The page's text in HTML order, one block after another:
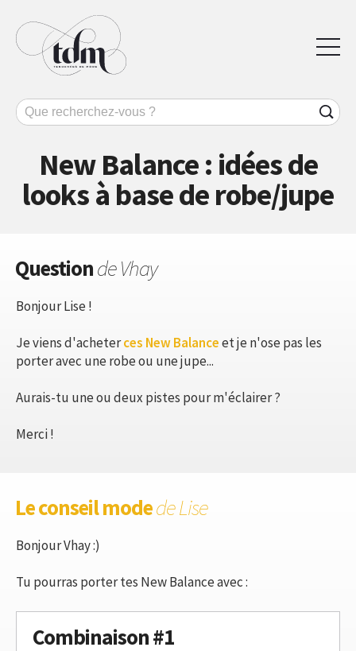
New Balance : idées de
looks à base de robe/jupe
Questionde Vhay
Bonjour Lise !
Je viens d'acheterces New Balanceet je n'ose pas les
porter avec une robe ou une jupe...
Aurais-tu une ou deux pistes pour m'éclairer ?
Merci !
Le conseil modede Lise
Bonjour Vhay :)
Tu pourras porter tes New Balance avec :
Combinaison #1